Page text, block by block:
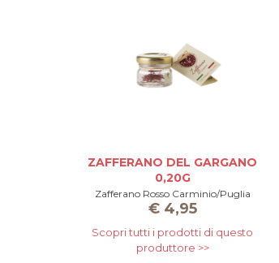
ZAFFERANO DEL GARGANO
0,20G
Zafferano Rosso Carminio/Puglia
€4,95
Scopri tutti i prodotti di questo
produttore >>